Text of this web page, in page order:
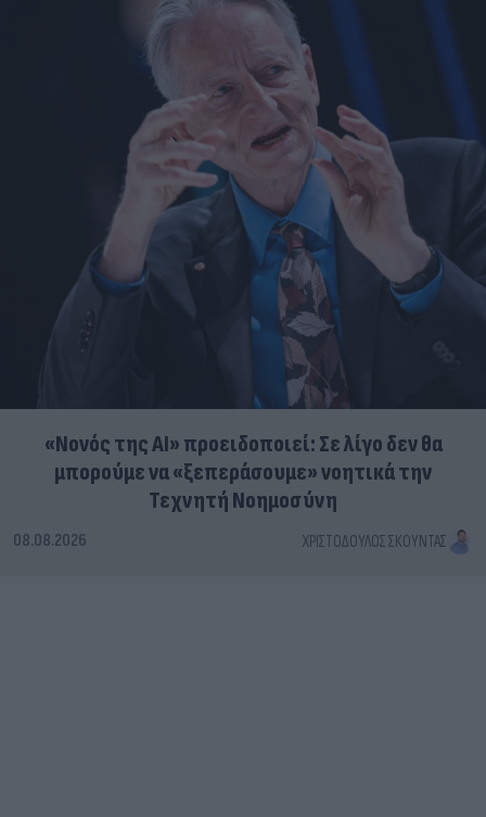
«Νονός της AI» προειδοποιεί: Σε λίγο δεν θα
μπορούμε να «ξεπεράσουμε» νοητικά την
Τεχνητή Νοημοσύνη
08.08.2026 ΧΡΙΣΤΌΔΟΥΛΟΣ ΣΚΟΎΝΤΑΣ